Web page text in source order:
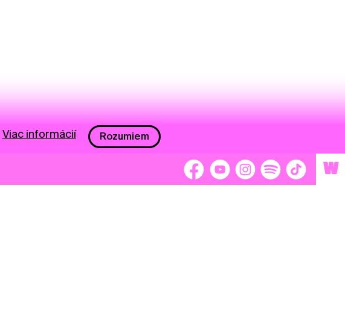
W
Viac informácií Rozumiem